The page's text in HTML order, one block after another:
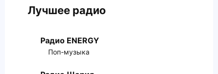
Лучшее радио
Радио ENERGY
Поп-музыка